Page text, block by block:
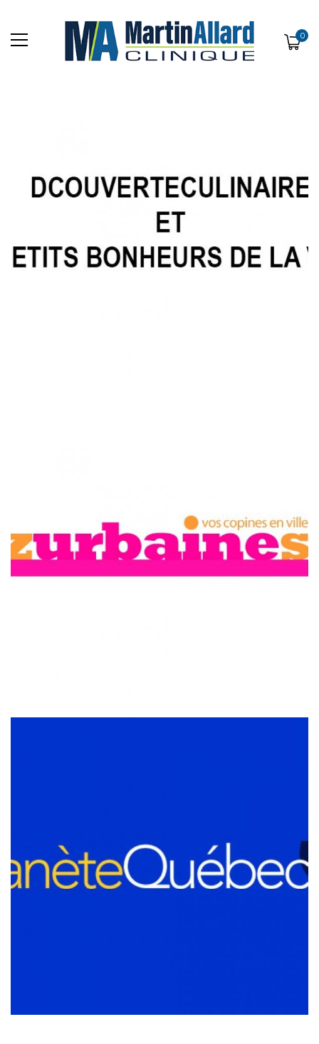
0
DÉCOUVERTE CULINAIRE
LES ZURBAINES
PLANÈTE QUÉBEC